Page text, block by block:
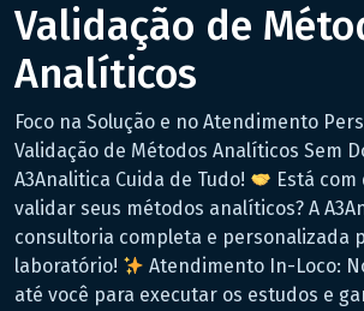
Validação de
Analíticos
Foco na Solução e no Atendimento
Validação de Métodos Analíticos Sem
A3Analitica Cuida de Tudo!
Está
validar seus métodos analíticos? A
consultoria completa e personalizada
laboratório!
Atendimento In-Loco:
até você para executar os estudos e